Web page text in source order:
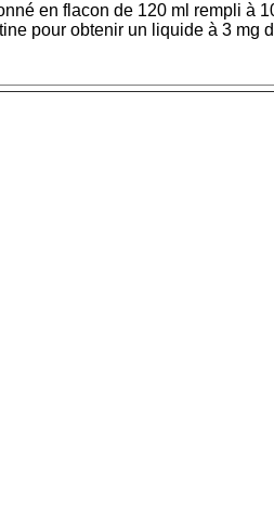
en flacon de 120 ml rempli à
pour obtenir un liquide à 3 mg